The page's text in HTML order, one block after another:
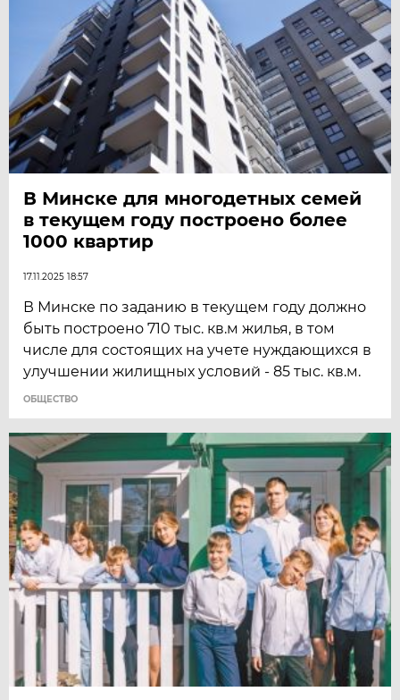
В Минске для многодетных семей
в текущем году построено более
1000 квартир
17.11.2025 18:57
В Минске по заданию в текущем году должно
быть построено 710 тыс. кв.м жилья, в том
числе для состоящих на учете нуждающихся в
улучшении жилищных условий - 85 тыс. кв.м.
ОБЩЕСТВО